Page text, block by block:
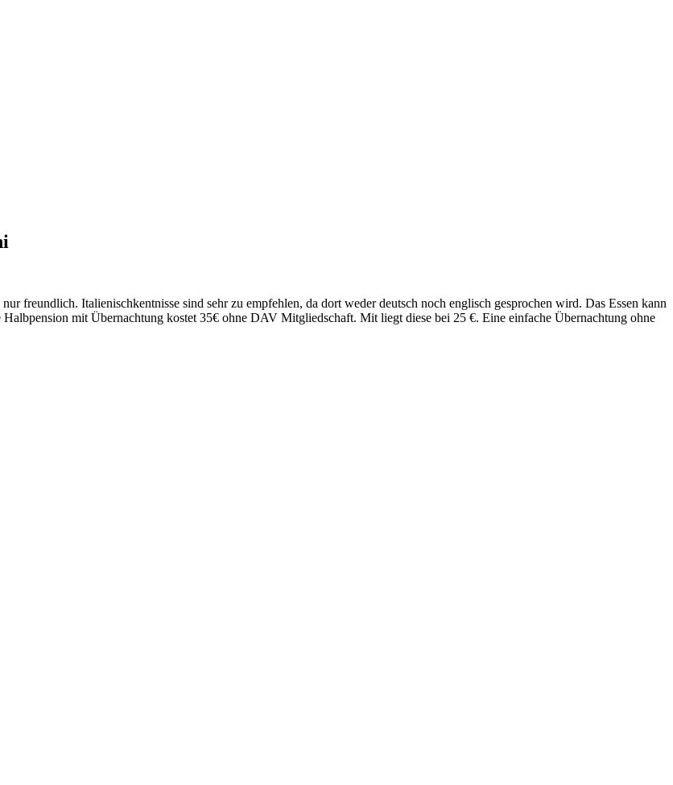
freundlich. Italienischkentnisse sind sehr zu empfehlen, da dort weder deutsch noch englisch gesprochen wird. Das Essen kann
mit Übernachtung kostet 35€ ohne DAV Mitgliedschaft. Mit liegt diese bei 25 €. Eine einfache Übernachtung ohne